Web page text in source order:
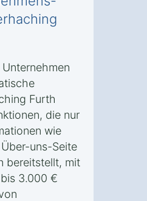
Furth
die nur
wie
uns-Seite
bereitstellt, mit
3.000 €